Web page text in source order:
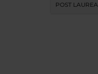
POST LAUREA